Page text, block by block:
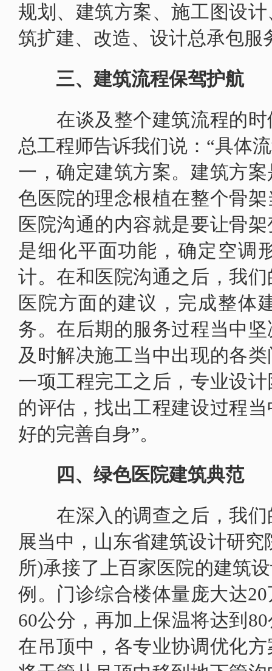
规划、建筑方案、施工图设
筑扩建、改造、设计总承包服
三、建筑流程保驾护航
在谈及整个建筑流程的时
总工程师告诉我们说：“具体
一，确定建筑方案。建筑方
色医院的理念根植在整个骨
医院沟通的内容就是要让骨
是细化平面功能，确定空调
计。在和医院沟通之后，我
医院方面的建议，完成整体
务。在后期的服务过程当中
及时解决施工当中出现的各
一项工程完工之后，专业设
的评估，找出工程建设过程
好的完善自身”。
四、绿色医院建筑典范
在深入的调查之后，我们
展当中，山东省建筑设计研
所)承接了上百家医院的建筑
例。门诊综合楼体量庞大达
60公分，再加上保温将达到
在吊顶中，各专业协调优化